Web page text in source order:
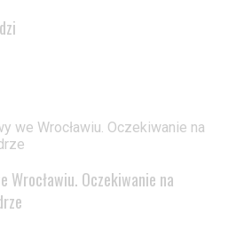
Wrocławiu. Oczekiwanie na